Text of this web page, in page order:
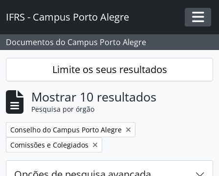
IFRS - Campus Porto Alegre
Documentos do Campus Porto Alegre
Limite os seus resultados
Mostrar 10 resultados
Pesquisa por órgão
Remover filtro:
Conselho do Campus Porto Alegre
Remover filtro:
Comissões e Colegiados